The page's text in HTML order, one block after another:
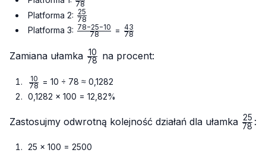
{78}
78
Platforma 2: \frac{25}
{78}
78
25
Platforma 3: \frac{78
10}{78}
78
78−25−10 = \frac{43}
78
43
Zamiana ułamka \frac{10}
78
10 na procent:
\frac{10}
{78}
78
10
= 10 ÷ 78 ≈ 0,1282
0,1282 × 100 = 12,82%
Zastosujmy odwrotną kolejność działań dla ułamka 78
25 :
25 × 100 = 2500